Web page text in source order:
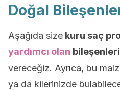
Doğal
Aşağıda size kuru saç
yardımcı olan
vereceğiz. Ayrıca, bu
ya da kilerinizde